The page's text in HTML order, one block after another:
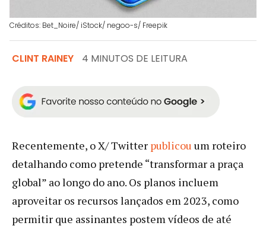
Créditos: Bet_Noire/ iStock/ negoo-s/ Freepik
CLINT RAINEY 4 MINUTOS DE LEITURA
Recentemente, o X/ Twitter publicou um roteiro
detalhando como pretende “transformar a praça
global” ao longo do ano. Os planos incluem
aproveitar os recursos lançados em 2023, como
permitir que assinantes postem vídeos de até